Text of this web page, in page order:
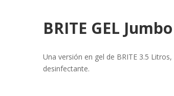
BRITE GEL
Una versión en gel de BRITE 3.5
desinfectante.